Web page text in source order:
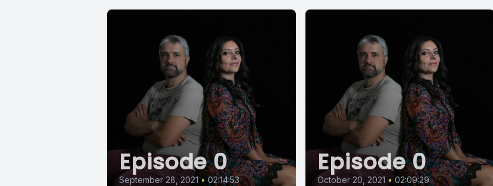
Episode 0
September 28, 2021 • 02:14:53
Episode 0
October 20, 2021 • 02:09:29